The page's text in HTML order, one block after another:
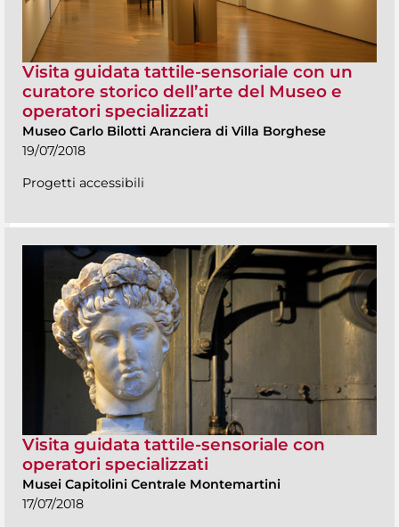
Visita guidata tattile-sensoriale con un
curatore storico dell’arte del Museo e
operatori specializzati
Museo Carlo Bilotti Aranciera di Villa Borghese
19/07/2018
Progetti accessibili
Visita guidata tattile-sensoriale con
operatori specializzati
Musei Capitolini Centrale Montemartini
17/07/2018